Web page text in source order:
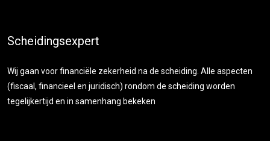
Scheidingsexpert
Wij gaan voor financiële zekerheid na de scheiding. Alle aspecten
(fiscaal, financieel en juridisch) rondom de scheiding worden
tegelijkertijd en in samenhang bekeken